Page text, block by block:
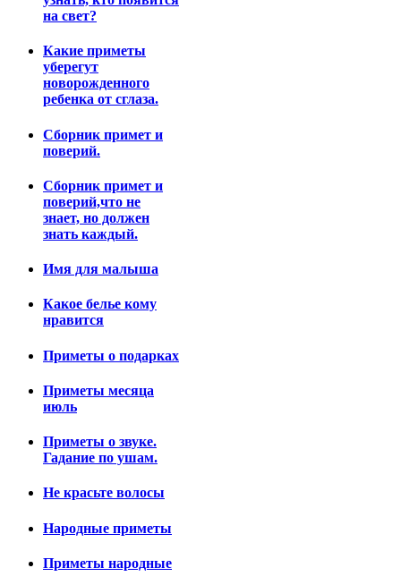
на свет?
Какие приметы
уберегут
новорожденного
ребенка от сглаза.
Сборник примет и
поверий.
Сборник примет и
поверий,что не
знает, но должен
знать каждый.
Имя для малыша
Какое белье кому
нравится
Приметы о подарках
Приметы месяца
июль
Приметы о звуке.
Гадание по ушам.
Не красьте волосы
Народные приметы
Приметы народные